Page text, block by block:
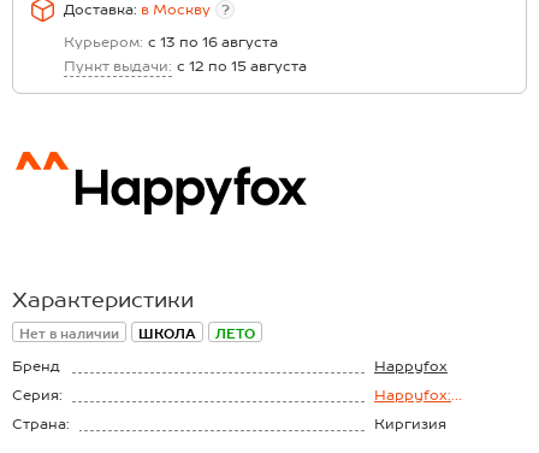
Доставка: в Москву
?
Курьером: с 13 по 16 августа
Пункт выдачи: с 12 по 15 августа
Характеристики
Нет в наличии ШКОЛА ЛЕТО
Бренд
Happyfox
Серия:
Happyfox:
Страна:
Киргизия